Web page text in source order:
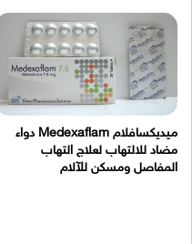
ميديكسافلام Medexaflam دواء
مضاد للالتهاب لعلاج التهاب
المفاصل ومسكن للآلام